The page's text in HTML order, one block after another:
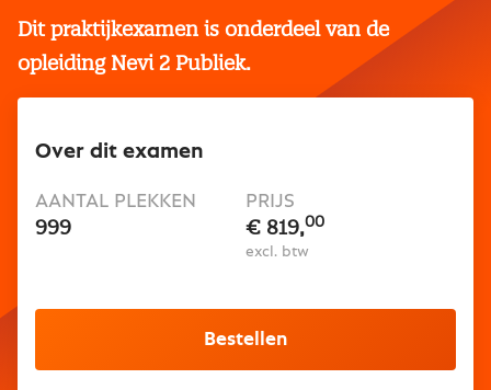
Dit praktijkexamen is onderdeel van de
opleiding Nevi 2 Publiek.
Over dit examen
AANTAL PLEKKEN
999
PRIJS
€ 819,00
excl. btw
Bestellen